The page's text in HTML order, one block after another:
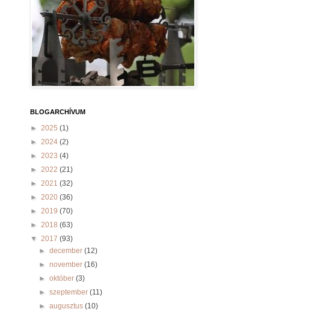
BLOGARCHÍVUM
► 2025 (1)
► 2024 (2)
► 2023 (4)
► 2022 (21)
► 2021 (32)
► 2020 (36)
► 2019 (70)
► 2018 (63)
▼ 2017 (93)
►december(12)
►november(16)
►október(3)
►szeptember(11)
►augusztus(10)